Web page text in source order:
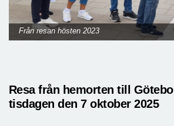
Från resan hösten 2023
Resa från hemorten till
tisdagen den 7 oktober 2025